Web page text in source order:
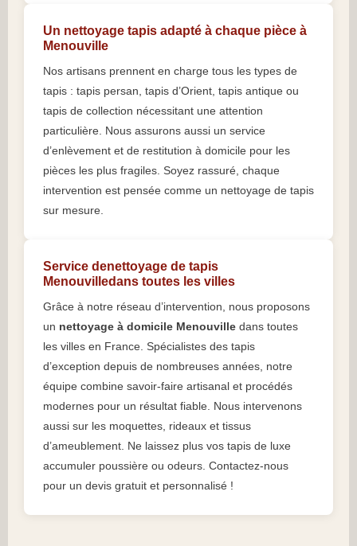
Un nettoyage tapis adapté à chaque pièce à
Menouville
Nos artisans prennent en charge tous les types de
tapis : tapis persan, tapis d’Orient, tapis antique ou
tapis de collection nécessitant une attention
particulière. Nous assurons aussi un service
d’enlèvement et de restitution à domicile pour les
pièces les plus fragiles. Soyez rassuré, chaque
intervention est pensée comme un nettoyage de tapis
sur mesure.
Service denettoyage de tapis
Menouvilledans toutes les villes
Grâce à notre réseau d’intervention, nous proposons
un nettoyage à domicile Menouville dans toutes
les villes en France. Spécialistes des tapis
d’exception depuis de nombreuses années, notre
équipe combine savoir-faire artisanal et procédés
modernes pour un résultat fiable. Nous intervenons
aussi sur les moquettes, rideaux et tissus
d’ameublement. Ne laissez plus vos tapis de luxe
accumuler poussière ou odeurs. Contactez-nous
pour un devis gratuit et personnalisé !